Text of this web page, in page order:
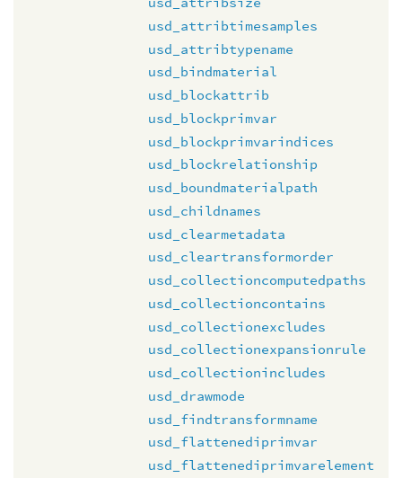
usd_attribtimesamples
usd_attribtypename
usd_bindmaterial
usd_blockattrib
usd_blockprimvar
usd_blockprimvarindices
usd_blockrelationship
usd_boundmaterialpath
usd_childnames
usd_clearmetadata
usd_cleartransformorder
usd_collectioncomputedpaths
usd_collectioncontains
usd_collectionexcludes
usd_collectionexpansionrule
usd_collectionincludes
usd_drawmode
usd_findtransformname
usd_flattenediprimvar
usd_flattenediprimvarelement